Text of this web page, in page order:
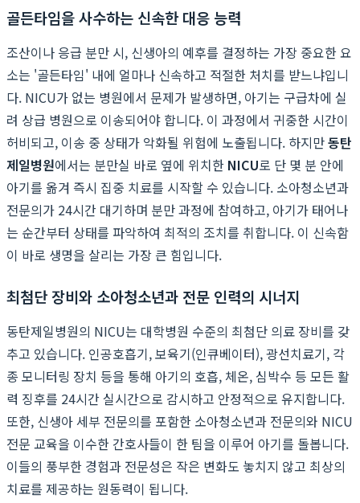
골든타임을 사수하는 신속한 대응 능력
조산이나 응급 분만 시, 신생아의 예후를 결정하는 가장 중요한 요
소는 '골든타임' 내에 얼마나 신속하고 적절한 처치를 받느냐입니
다. NICU가 없는 병원에서 문제가 발생하면, 아기는 구급차에 실
려 상급 병원으로 이송되어야 합니다. 이 과정에서 귀중한 시간이
허비되고, 이송 중 상태가 악화될 위험에 노출됩니다. 하지만동탄
제일병원에서는 분만실 바로 옆에 위치한 NICU로 단 몇 분 안에
아기를 옮겨 즉시 집중 치료를 시작할 수 있습니다. 소아청소년과
전문의가 24시간 대기하며 분만 과정에 참여하고, 아기가 태어나
는 순간부터 상태를 파악하여 최적의 조치를 취합니다. 이 신속함
이 바로 생명을 살리는 가장 큰 힘입니다.
최첨단 장비와 소아청소년과 전문 인력의 시너지
동탄제일병원의 NICU는 대학병원 수준의 최첨단 의료 장비를 갖
추고 있습니다. 인공호흡기, 보육기(인큐베이터), 광선치료기, 각
종 모니터링 장치 등을 통해 아기의 호흡, 체온, 심박수 등 모든 활
력 징후를 24시간 실시간으로 감시하고 안정적으로 유지합니다.
또한, 신생아 세부 전문의를 포함한 소아청소년과 전문의와 NICU
전문 교육을 이수한 간호사들이 한 팀을 이루어 아기를 돌봅니다.
이들의 풍부한 경험과 전문성은 작은 변화도 놓치지 않고 최상의
치료를 제공하는 원동력이 됩니다.